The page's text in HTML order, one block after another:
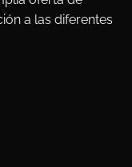
a las diferentes